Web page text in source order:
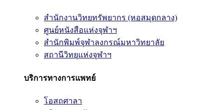
สำนักงานวิทยทรัพยากร (หอสมุดกลาง)
ศูนย์หนังสือแห่งจุฬาฯ
สำนักพิมพ์จุฬาลงกรณ์มหาวิทยาลัย
สถานีวิทยุแห่งจุฬาฯ
บริการทางการแพทย์
โอสถศาลา